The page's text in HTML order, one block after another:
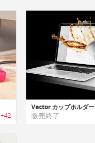
+42
Vector カップホルダー
販売終了